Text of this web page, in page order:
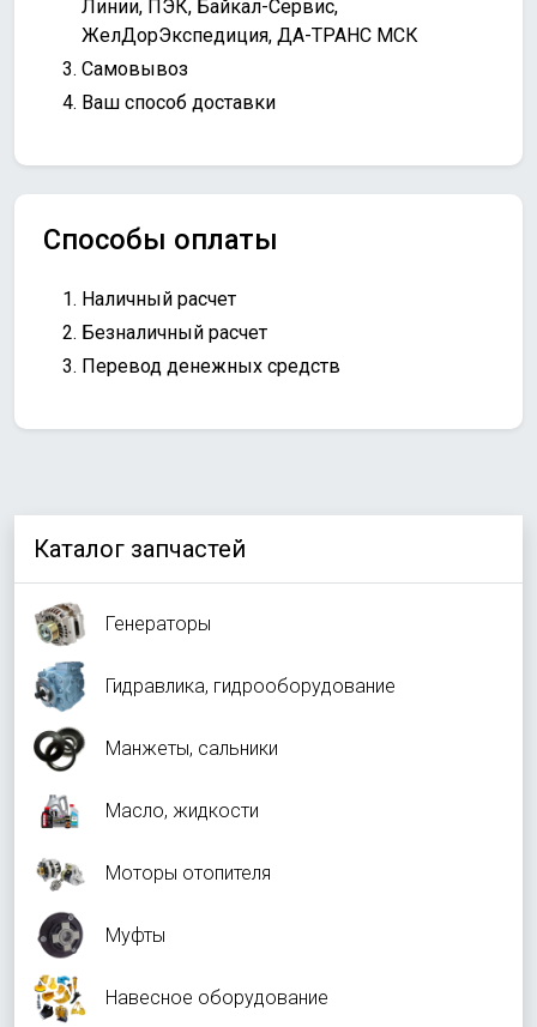
Каталог запчастей
Генераторы
Гидравлика, гидрооборудование
Манжеты, сальники
Масло, жидкости
Моторы отопителя
Муфты
Навесное оборудование
Линии, ПЭК, Байкал-Сервис,
ЖелДорЭкспедиция, ДА-ТРАНС МСК
Самовывоз
Ваш способ доставки
Способы оплаты
Наличный расчет
Безналичный расчет
Перевод денежных средств